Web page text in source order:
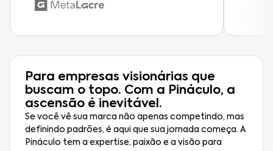
Para empresas visionárias que
buscam o topo. Com a Pináculo, a
ascensão é inevitável.
Se você vê sua marca não apenas competindo, mas
definindo padrões, é aqui que sua jornada começa. A
Pináculo tem a expertise, paixão e a visão para